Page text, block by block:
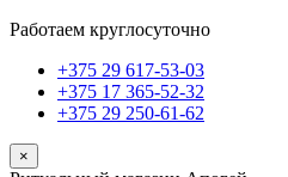
Работаем круглосуточно
+375 29 617-53-03
+375 17 365-52-32
+375 29 250-61-62
×